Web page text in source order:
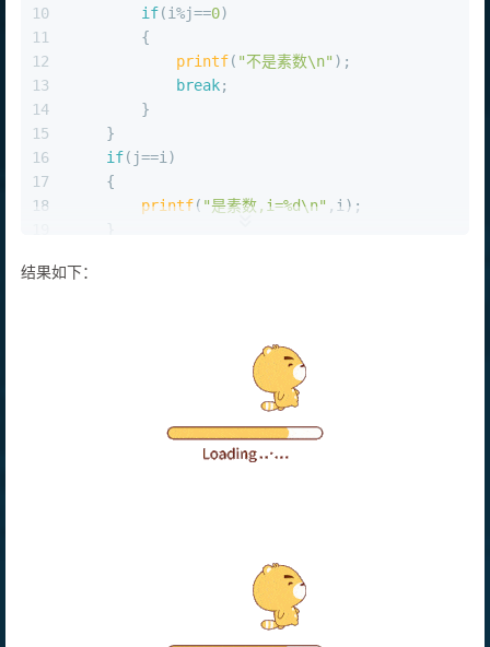
10
11
12
13
14
15
16
17
18
if(i%j==0)
        {
printf( "不是素数\n" );
break;
        }
    }
if(j==i)
    {
printf( "是素数,i=%d\n" ,i);
结果如下：